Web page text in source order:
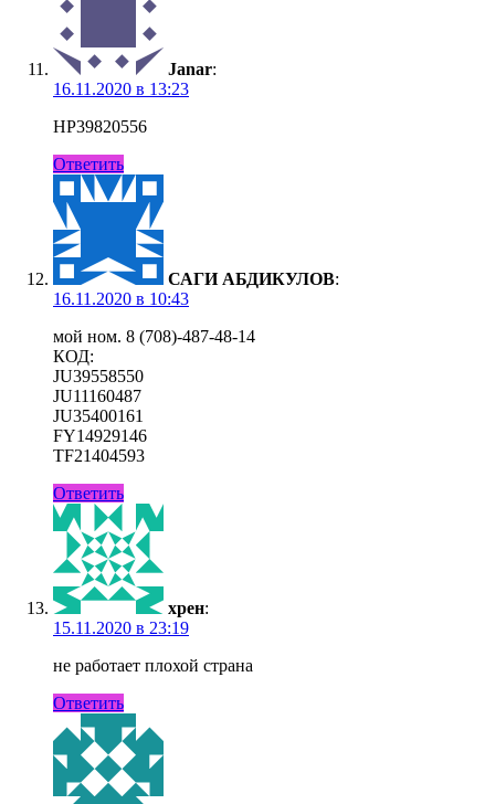
Janar:
16.11.2020 в 13:23
HP39820556
Ответить
САГИ АБДИКУЛОВ:
16.11.2020 в 10:43
мой ном. 8 (708)-487-48-14
КОД:
JU39558550
JU11160487
JU35400161
FY14929146
TF21404593
Ответить
хрен:
15.11.2020 в 23:19
не работает плохой страна
Ответить